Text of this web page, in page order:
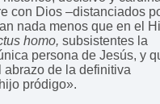
con Dios –distanciados
nada menos que en el
homo, subsistentes la
persona de Jesús, y
abrazo de la definitiva
pródigo».